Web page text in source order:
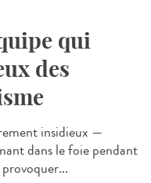
qui
des
insidieux —
dans le foie pendant